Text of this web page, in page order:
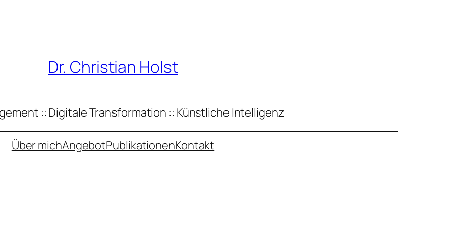
Dr. Christian Holst
:: Digitale Transformation :: Künstliche Intelligenz
Über michAngebotPublikationenKontakt